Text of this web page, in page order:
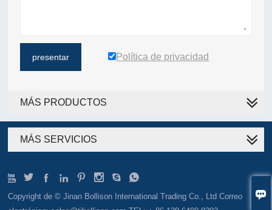

presentar Política de privacidad
MÁS PRODUCTOS
MÁS SERVICIOS
       
Copyright de © Jinan Bollison International Trading Co., Ltd Correo